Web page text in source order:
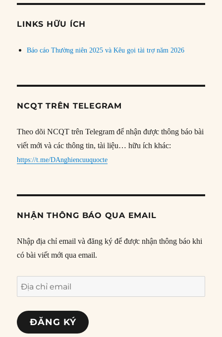
đề
LINKS HỮU ÍCH
Báo cáo Thường niên 2025 và Kêu gọi tài trợ năm 2026
NCQT TRÊN TELEGRAM
Theo dõi NCQT trên Telegram để nhận được thông báo bài
viết mới và các thông tin, tài liệu… hữu ích khác:
https://t.me/DAnghiencuuquocte
NHẬN THÔNG BÁO QUA EMAIL
Nhập địa chỉ email và đăng ký để được nhận thông báo khi
có bài viết mới qua email.
Địa
chỉ
email
ĐĂNG KÝ